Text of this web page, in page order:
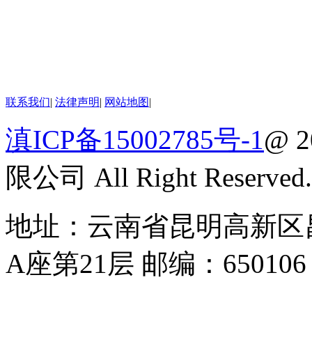
联系我们| 法律声明| 网站地图|
滇ICP备15002785号-1@
限公司 All Right Reserved.
地址：云南省昆明高新
A座第21层 邮编：650106